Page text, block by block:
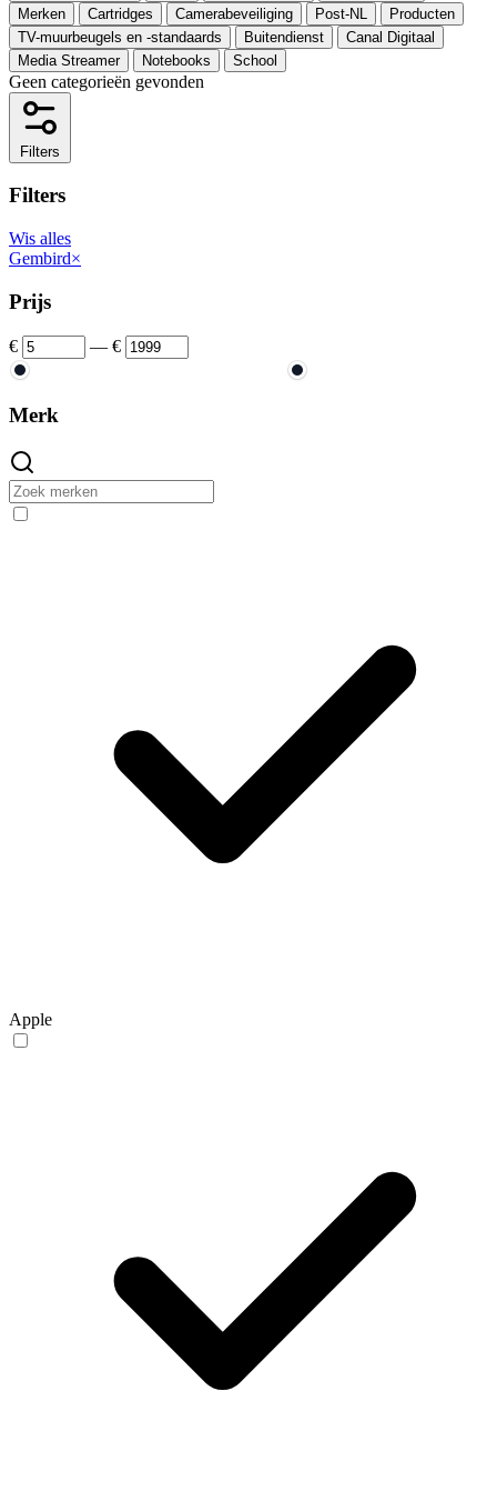
Merken
Cartridges Camerabeveiliging Post-NL
Producten
TV-muurbeugels en -standaards
Buitendienst
Canal Digitaal
Media Streamer
Notebooks School
Geen categorieën gevonden
Filters
Filters
Wis alles
Gembird×
Prijs
€ — €
Merk
Apple